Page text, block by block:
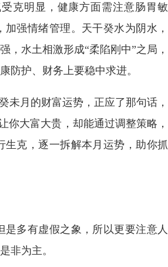
克明显，健康方面需注意肠胃敏
强情绪管理。天干癸水为阴水，
，水土相激形成“柔陷刚中”之局，
防护、财务上要稳中求进。
未月的财富运势，正应了那句话，
你大富大贵，却能通过调整策略，
克，逐一拆解本月运势，助你抓
多有虚假之象，所以更要注意人
非为主。